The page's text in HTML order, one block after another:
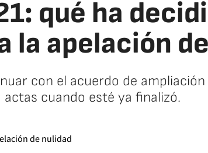
qué ha
la apelación
con el acuerdo de
actas cuando esté ya finalizó.